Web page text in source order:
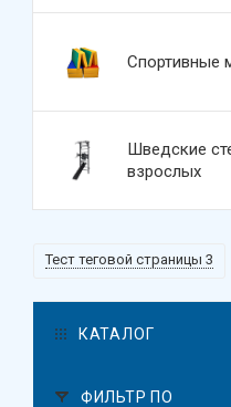
Спортивные
Шведские
взрослых
Тест теговой страницы 3
КАТАЛОГ
ФИЛЬТР ПО